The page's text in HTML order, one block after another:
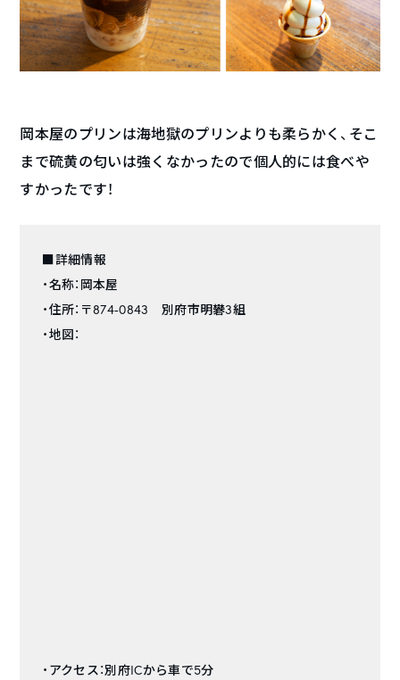
岡本屋のプリンは海地獄のプリンよりも柔らかく、そこ
まで硫黄の匂いは強くなかったので個人的には食べや
すかったです！
■詳細情報
・名称：岡本屋
・住所：〒874-0843 別府市明礬3組
・地図：
・アクセス：別府ICから車で5分